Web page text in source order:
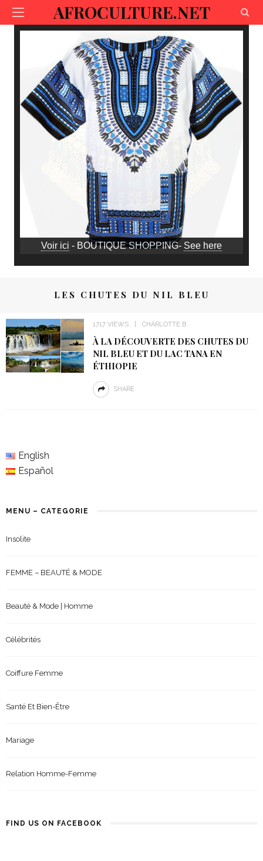
AFROCULTURE.NET
Voir ici - BOUTIQUE SHOPPING- See here
LES CHUTES DU NIL BLEU
1717 VIEWS CHARLOTTE B
À LA DÉCOUVERTE DES CHUTES DU
NIL BLEU ET DU LAC TANA EN
ÉTHIOPIE
SHARE
English
Español
MENU – CATEGORIE
Insolite
FEMME – BEAUTÉ & MODE
Beauté & Mode | Homme
Célébrités
Coiffure Femme
Santé Et Bien-Être
Mariage
Relation Homme-Femme
FIND US ON FACEBOOK